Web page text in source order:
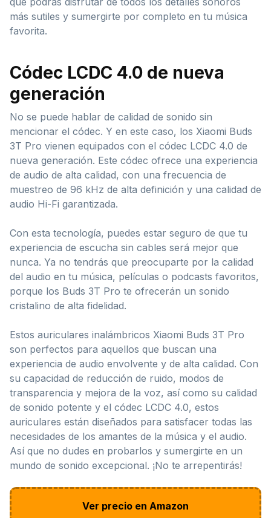
más sutiles y sumergirte por completo en tu música
favorita.
Códec LCDC 4.0 de nueva
generación
No se puede hablar de calidad de sonido sin
mencionar el códec. Y en este caso, los Xiaomi Buds
3T Pro vienen equipados con el códec LCDC 4.0 de
nueva generación. Este códec ofrece una experiencia
de audio de alta calidad, con una frecuencia de
muestreo de 96 kHz de alta definición y una calidad de
audio Hi-Fi garantizada.
Con esta tecnología, puedes estar seguro de que tu
experiencia de escucha sin cables será mejor que
nunca. Ya no tendrás que preocuparte por la calidad
del audio en tu música, películas o podcasts favoritos,
porque los Buds 3T Pro te ofrecerán un sonido
cristalino de alta fidelidad.
Estos auriculares inalámbricos Xiaomi Buds 3T Pro
son perfectos para aquellos que buscan una
experiencia de audio envolvente y de alta calidad. Con
su capacidad de reducción de ruido, modos de
transparencia y mejora de la voz, así como su calidad
de sonido potente y el códec LCDC 4.0, estos
auriculares están diseñados para satisfacer todas las
necesidades de los amantes de la música y el audio.
Así que no dudes en probarlos y sumergirte en un
mundo de sonido excepcional. ¡No te arrepentirás!
Ver precio en Amazon